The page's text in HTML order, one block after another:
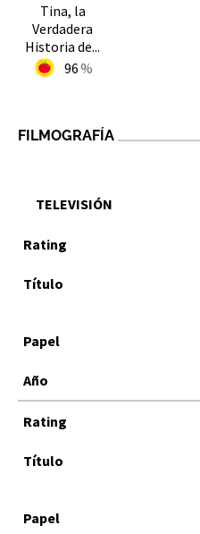
Tina, la
Verdadera
Historia de...
96
FILMOGRAFÍA
TELEVISIÓN